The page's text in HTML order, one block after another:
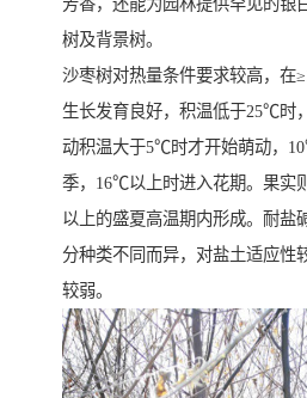
芳香，还能为园林提供罕见的银
树及背景树。
沙枣树对热量条件要求较高，
生长发育良好，积温低于25℃时
动积温大于5℃时才开始萌动，
季，16℃以上时进入花期。果实
以上的盛夏高温期内形成。耐盐
分种类不同而异，对盐土适应性
较弱。